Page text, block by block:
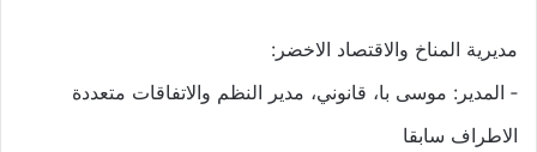
مديرية المناخ والاقتصاد الاخضر:
‐ المدير: موسى با، قانوني، مدير النظم والاتفاقات متعددة
الاطراف سابقا